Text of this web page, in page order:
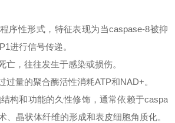
序性形式，特征表现为当caspase-8被抑
进行信号传递。
亡，往往发生于感染或损伤。
过量的聚合酶活性消耗ATP和NAD+。
构和功能的久性修饰，通常依赖于caspa
、晶状体纤维的形成和表皮细胞角质化。